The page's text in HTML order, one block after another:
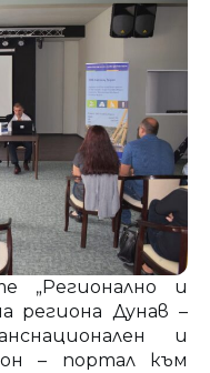
„Регионално и
региона Дунав –
и
– портал към